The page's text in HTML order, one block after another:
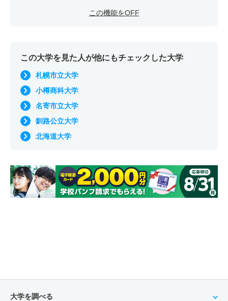
この機能をOFF
この大学を見た人が他にもチェックした大学
札幌市立大学
小樽商科大学
名寄市立大学
釧路公立大学
北海道大学
大学を調べる